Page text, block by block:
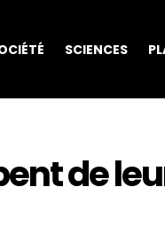
SCIENCES
de